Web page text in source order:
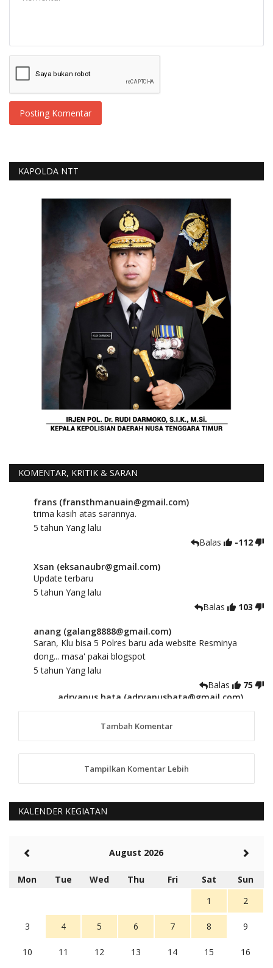
Posting Komentar
KAPOLDA NTT
KOMENTAR, KRITIK & SARAN
frans (fransthmanuain@gmail.com)
trima kasih atas sarannya.
5 tahun Yang lalu
Balas
-112
Xsan (eksanaubr@gmail.com)
Update terbaru
5 tahun Yang lalu
Balas
103
anang (galang8888@gmail.com)
Saran, Klu bisa 5 Polres baru ada website Resminya
dong... masa' pakai blogspot
5 tahun Yang lalu
Balas
75
adryanus bata (adryanusbata@gmail.com)
TKS atas saran dan masukannya, akan kami
tindaklanjuti
anggy (anakkaos@gmail.com)
Kami perantu bisa baca langsung terkait Pilkada Sumba
5 tahun Yang lalu
Rambu (rambu03@gmail.com)
Berita Polres Sumba Barat Mantap
5 tahun Yang lalu
Balas
16
Tambah Komentar
Tampilkan Komentar Lebih
KALENDER KEGIATAN
August 2026
Mon Tue Wed Thu Fri Sat
Sun
1
2
3 4 5 6 7 8 9
10 11 12 13 14 15 16